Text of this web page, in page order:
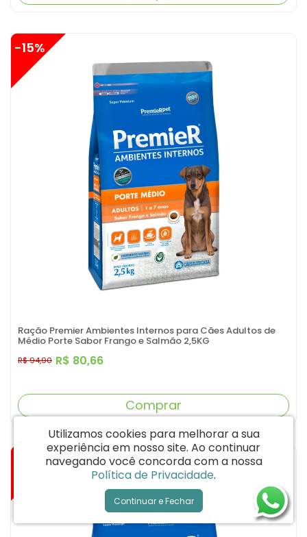
Ração Premier Ambientes Internos para Cães Adultos de
Médio Porte Sabor Frango e Salmão 2,5KG
R$ 80,66
R$ 94,90
-15%
Comprar
Utilizamos cookies para melhorar a sua
experiência em nosso site. Ao continuar
navegando você concorda com a nossa
Política de Privacidade.
Continuar e Fechar